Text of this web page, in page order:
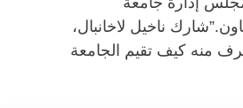
شارك ناخيل لاخانبال،
منه كيف تقيم الجامعة